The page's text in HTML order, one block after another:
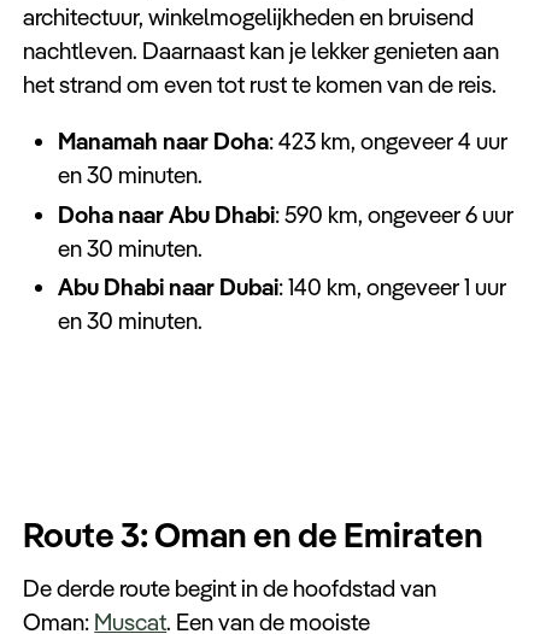
architectuur, winkelmogelijkheden en bruisend
nachtleven. Daarnaast kan je lekker genieten aan
het strand om even tot rust te komen van de reis.
Manamah naar Doha: 423 km, ongeveer 4 uur
en 30 minuten.
Doha naar Abu Dhabi: 590 km, ongeveer 6 uur
en 30 minuten.
Abu Dhabi naar Dubai: 140 km, ongeveer 1 uur
en 30 minuten.
Route 3: Oman en de Emiraten
De derde route begint in de hoofdstad van
Oman: Muscat. Een van de mooiste